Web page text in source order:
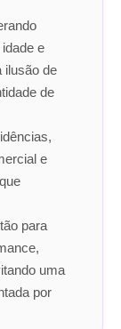
e
ilusão de
de
e
para
uma
por